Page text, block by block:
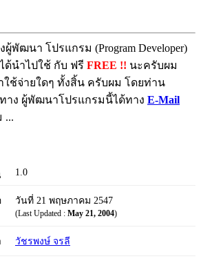
พัฒนา โปรแกรม (Program Developer)
ด้นำไปใช้ กับ ฟรี FREE !! นะครับผม
ใช้จ่ายใดๆ ทั้งสิ้น ครับผม โดยท่าน
าง ผู้พัฒนาโปรแกรมนี้ได้ทาง E-Mail
...
1.0
วันที่ 21 พฤษภาคม 2547
(Last Updated : May 21, 2004)
วัชรพงษ์ จรลี